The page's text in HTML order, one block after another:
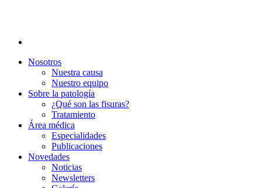
Nosotros
Nuestra causa
Nuestro equipo
Sobre la patología
¿Qué son las fisuras?
Tratamiento
Área médica
Especialidades
Publicaciones
Novedades
Noticias
Newsletters